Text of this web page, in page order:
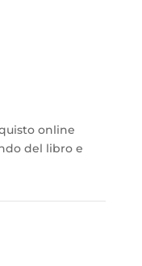
online
del libro e